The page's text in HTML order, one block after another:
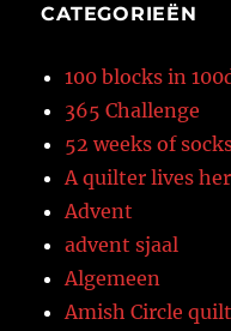
CATEGORIEËN
100 blocks in
365 Challenge
52 weeks of
A quilter lives
Advent
advent sjaal
Algemeen
Amish Circle quilt